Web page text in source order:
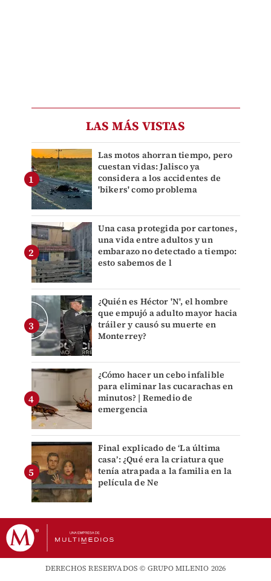
LAS MÁS VISTAS
Las motos ahorran tiempo, pero
cuestan vidas: Jalisco ya
considera a los accidentes de
'bikers' como problema
Una casa protegida por cartones,
una vida entre adultos y un
embarazo no detectado a tiempo:
esto sabemos de l
¿Quién es Héctor 'N', el hombre
que empujó a adulto mayor hacia
tráiler y causó su muerte en
Monterrey?
¿Cómo hacer un cebo infalible
para eliminar las cucarachas en
minutos? | Remedio de
emergencia
Final explicado de ‘La última
casa’: ¿Qué era la criatura que
tenía atrapada a la familia en la
película de Ne
DERECHOS RESERVADOS © GRUPO MILENIO 2026